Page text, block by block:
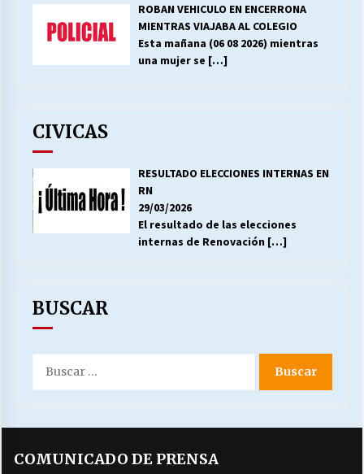
ROBAN VEHICULO EN ENCERRONA
MIENTRAS VIAJABA AL COLEGIO
Esta mañana (06 08 2026) mientras
una mujer se […]
CIVICAS
RESULTADO ELECCIONES INTERNAS EN
RN
29/03/2026
El resultado de las elecciones
internas de Renovación […]
BUSCAR
por:
COMUNICADO DE PRENSA